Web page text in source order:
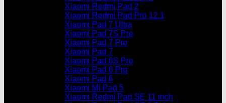
Xiaomi Redmi Pad 2
Xiaomi Redmi Pad Pro 12.1
Xiaomi Pad 7 Ultra
Xiaomi Pad 7S Pro
Xiaomi Pad 7 Pro
Xiaomi Pad 7
Xiaomi Pad 6S Pro
Xiaomi Pad 6 Pro
Xiaomi Pad 6
Xiaomi Mi Pad 5
Xiaomi Redmi Pad SE 11 inch